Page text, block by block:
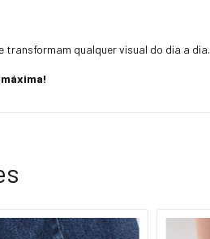
transformam qualquer visual do dia a dia.